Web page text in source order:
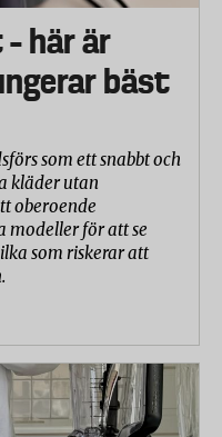
här är
bäst
som ett snabbt och
kläder utan
oberoende
modeller för att se
som riskerar att